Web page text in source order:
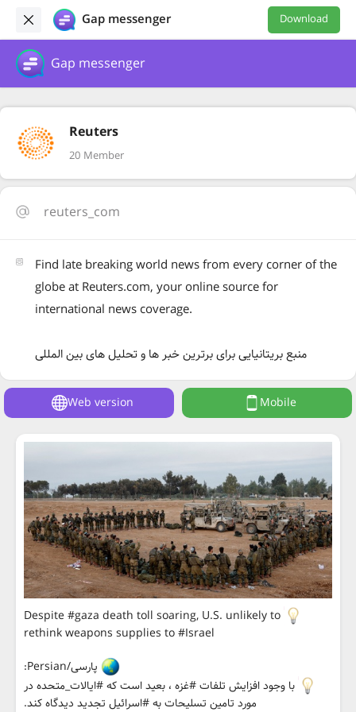
Gap messenger Download
Gap messenger
Reuters
20 Member
reuters_com
Find late breaking world news from every corner of the
globe at Reuters.com, your online source for
international news coverage.
منبع بریتانیایی برای برترین خبر ها و تحلیل های بین المللی
Web version Mobile
Despite #gaza death toll soaring, U.S. unlikely to
rethink weapons supplies to #Israel
پارسی/Persian:
با وجود افزایش تلفات #غزه ، بعید است که #ایالات_متحده در
مورد تامین تسلیحات به #اسرائیل تجدید دیدگاه کند.